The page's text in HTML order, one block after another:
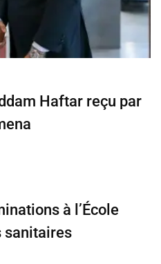
Haftar reçu par
à l’École
sanitaires